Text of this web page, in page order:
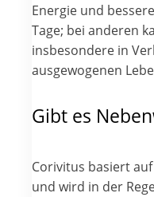
Energie und
Tage; bei anderen
insbesondere in
ausgewogenen
Gibt es
Corivitus basiert
und wird in der